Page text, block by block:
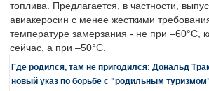
топлива. Предлагается, в частности,
авиакеросин с менее жесткими
температуре замерзания - не при –60°C,
сейчас, а при –50°C.
Где родился, там не пригодился: Дональд
новый указ по борьбе с "родильным